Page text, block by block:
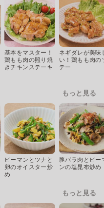
基本をマスター！
鶏もも肉の照り焼
きチキンステーキ
ネギダレが美味
い！鶏もも肉の
テー
もっと見る
ピーマンとツナと
卵のオイスター炒
め
豚バラ肉とピー
ンの塩昆布炒め
もっと見る